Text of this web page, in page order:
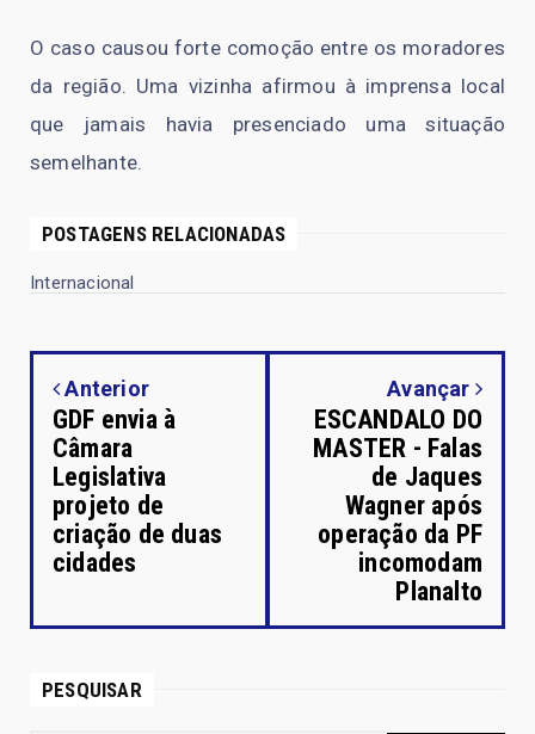
O caso causou forte comoção entre os moradores
da região. Uma vizinha afirmou à imprensa local
que jamais havia presenciado uma situação
semelhante.
POSTAGENS RELACIONADAS
Internacional
Anterior
GDF envia à
Câmara
Legislativa
projeto de
criação de duas
cidades
Avançar
ESCANDALO DO
MASTER - Falas
de Jaques
Wagner após
operação da PF
incomodam
Planalto
PESQUISAR